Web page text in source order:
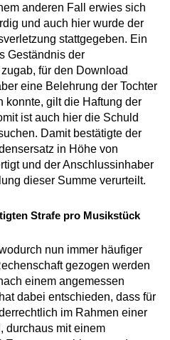
anderen Fall erwies sich
und auch hier wurde der
stattgegeben. Ein
Geständnis der
für den Download
eine Belehrung der Tochter
konnte, gilt die Haftung der
ist auch hier die Schuld
Damit bestätigte der
in Höhe von
und der Anschlussinhaber
dieser Summe verurteilt.
Strafe pro Musikstück
nun immer häufiger
gezogen werden
einem angemessen
dabei entschieden, dass für
im Rahmen einer
durchaus mit einem